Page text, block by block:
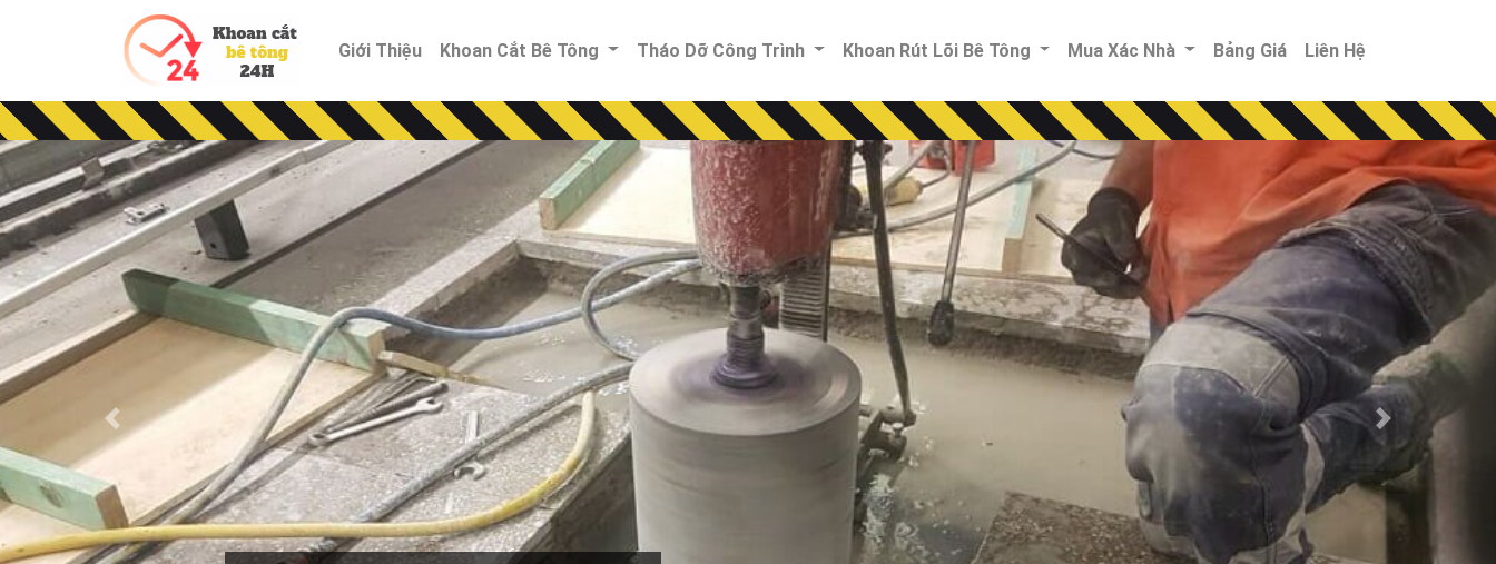
Giới Thiệu Khoan Cắt Bê Tông Tháo Dỡ Công Trình Khoan Rút Lõi Bê Tông Mua Xác Nhà Bảng Giá Liên Hệ
Previous Next